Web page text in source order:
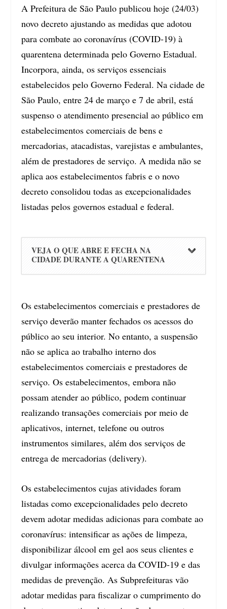
A Prefeitura de São Paulo publicou hoje (24/03)
novo decreto ajustando as medidas que adotou
para combate ao coronavírus (COVID-19) à
quarentena determinada pelo Governo Estadual.
Incorpora, ainda, os serviços essenciais
estabelecidos pelo Governo Federal. Na cidade de
São Paulo, entre 24 de março e 7 de abril, está
suspenso o atendimento presencial ao público em
estabelecimentos comerciais de bens e
mercadorias, atacadistas, varejistas e ambulantes,
além de prestadores de serviço. A medida não se
aplica aos estabelecimentos fabris e o novo
decreto consolidou todas as excepcionalidades
listadas pelos governos estadual e federal.
VEJA O QUE ABRE E FECHA NA
CIDADE DURANTE A QUARENTENA
Os estabelecimentos comerciais e prestadores de
serviço deverão manter fechados os acessos do
público ao seu interior. No entanto, a suspensão
não se aplica ao trabalho interno dos
estabelecimentos comerciais e prestadores de
serviço. Os estabelecimentos, embora não
possam atender ao público, podem continuar
realizando transações comerciais por meio de
aplicativos, internet, telefone ou outros
instrumentos similares, além dos serviços de
entrega de mercadorias (delivery).
Os estabelecimentos cujas atividades foram
listadas como excepcionalidades pelo decreto
devem adotar medidas adicionas para combate ao
coronavírus: intensificar as ações de limpeza,
disponibilizar álcool em gel aos seus clientes e
divulgar informações acerca da COVID-19 e das
medidas de prevenção. As Subprefeituras vão
adotar medidas para fiscalizar o cumprimento do